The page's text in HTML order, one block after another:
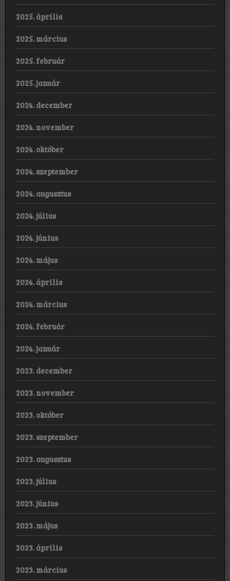
2025. április
2025. március
2025. február
2025. január
2024. december
2024. november
2024. október
2024. szeptember
2024. augusztus
2024. július
2024. június
2024. május
2024. április
2024. március
2024. február
2024. január
2023. december
2023. november
2023. október
2023. szeptember
2023. augusztus
2023. július
2023. június
2023. május
2023. április
2023. március